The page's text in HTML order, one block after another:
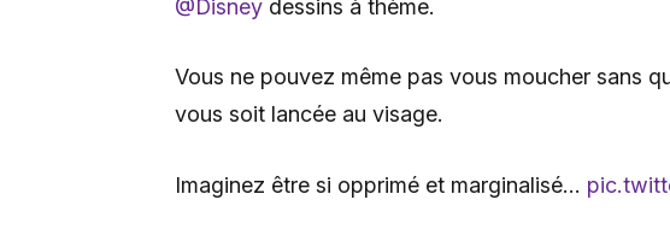
@Disneydessins à thème.
Vous ne pouvez même pas vous moucher sans
vous soit lancée au visage.
Imaginez être si opprimé et marginalisé…